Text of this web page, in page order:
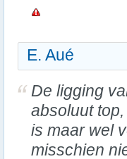
E. Aué
De ligging
absoluut
is maar wel
misschien